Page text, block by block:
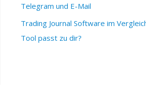
Telegram und E-Mail
Trading Journal Software im
Tool passt zu dir?